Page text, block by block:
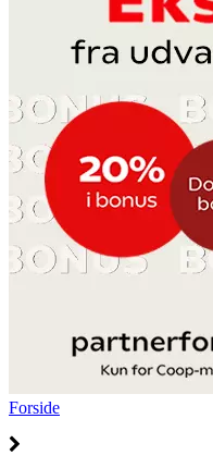
Forside